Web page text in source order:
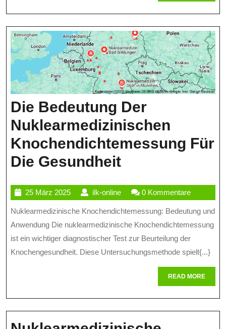
Die Bedeutung Der
Nuklearmedizinischen
Knochendichtemessung Für
Die GesundheitDie
Der
Für
Gesundheit
25 März 202525
März
2025
ilk-onlineilk-
online
0 Kommentare
Nuklearmedizinische Knochendichtemessung: Bedeutung und
Anwendung Die nuklearmedizinische Knochendichtemessung
ist ein wichtiger diagnostischer Test zur Beurteilung der
Knochengesundheit. Diese Untersuchungsmethode spielt{...}
READ MOREREAD
MORE